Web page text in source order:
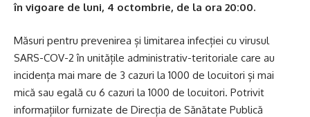
în vigoare de luni, 4 octombrie, de la ora 20:00.
Măsuri pentru prevenirea și limitarea infecției cu virusul
SARS-COV-2 în unitățile administrativ-teritoriale care au
incidența mai mare de 3 cazuri la 1000 de locuitori și mai
mică sau egală cu 6 cazuri la 1000 de locuitori. Potrivit
informațiilor furnizate de Direcția de Sănătate Publică